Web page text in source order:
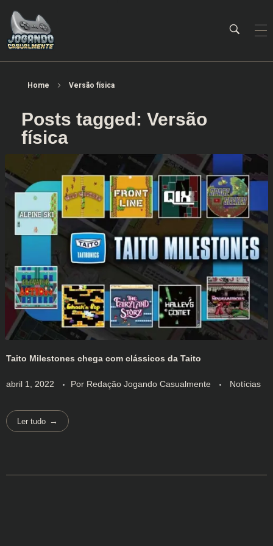
Home Versão física
Posts tagged: Versão
física
Taito Milestones chega com clássicos da Taito
abril 1, 2022 Por Redação Jogando Casualmente Notícias
Ler tudo